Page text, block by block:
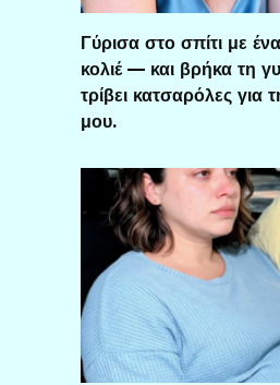
Γύρισα στο σπίτι με
κολιέ — και βρήκα τη
τρίβει κατσαρόλες για
μου.